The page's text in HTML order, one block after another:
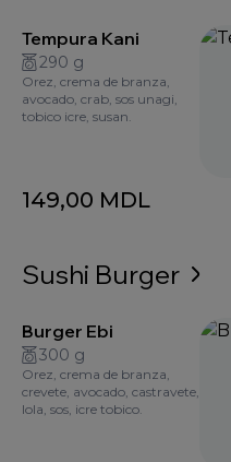
Tempura Kani
290 g
Orez, crema de branza,
avocado, crab, sos unagi,
tobico icre, susan.
149,00 MDL
Sushi Burger
Burger Ebi
300 g
Orez, crema de branza,
crevete, avocado, castravete,
lola, sos, icre tobico.